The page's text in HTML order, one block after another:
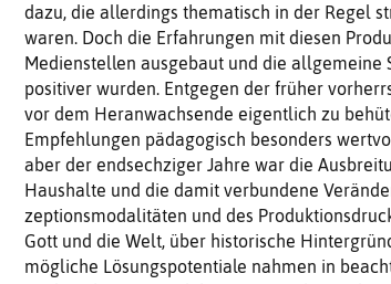
dazu, die allerdings thematisch in der Regel
waren. Doch die Erfahrungen mit diesen
Medi­enstellen ausgebaut und die allgemeine
positiver wurden. Entgegen der früher
vor dem Heranwach­sende eigentlich zu
Empfehlun­gen pädagogisch besonders
aber der endsechziger Jahre war die
Haushalte und die damit verbundene
zeptionsmodalitäten und des
Gott und die Welt, über hi­storische
mögliche Lösungs­potentiale nahmen in